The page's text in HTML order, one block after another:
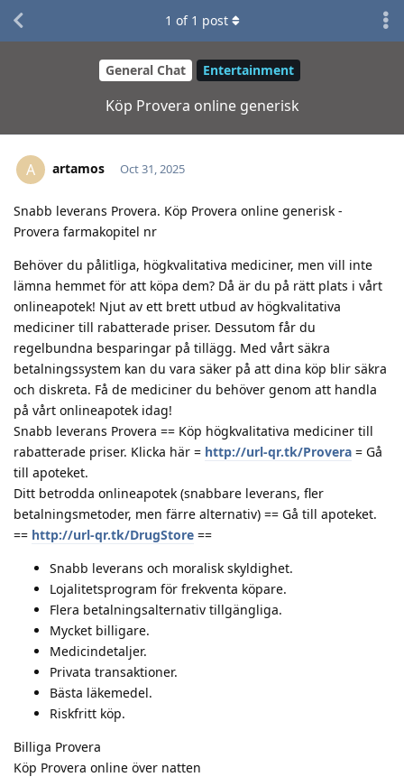
General Chat Entertainment
Köp Provera online generisk
1 of 1 post
A artamos Oct 31, 2025
Snabb leverans Provera. Köp Provera online generisk -
Provera farmakopitel nr
Behöver du pålitliga, högkvalitativa mediciner, men vill inte
lämna hemmet för att köpa dem? Då är du på rätt plats i vårt
onlineapotek! Njut av ett brett utbud av högkvalitativa
mediciner till rabatterade priser. Dessutom får du
regelbundna besparingar på tillägg. Med vårt säkra
betalningssystem kan du vara säker på att dina köp blir säkra
och diskreta. Få de mediciner du behöver genom att handla
på vårt onlineapotek idag!
Snabb leverans Provera == Köp högkvalitativa mediciner till
rabatterade priser. Klicka här = http://url-qr.tk/Provera = Gå
till apoteket.
Ditt betrodda onlineapotek (snabbare leverans, fler
betalningsmetoder, men färre alternativ) == Gå till apoteket.
== http://url-qr.tk/DrugStore ==
Snabb leverans och moralisk skyldighet.
Lojalitetsprogram för frekventa köpare.
Flera betalningsalternativ tillgängliga.
Mycket billigare.
Medicindetaljer.
Privata transaktioner.
Bästa läkemedel.
Riskfritt köp.
Billiga Provera
Köp Provera online över natten